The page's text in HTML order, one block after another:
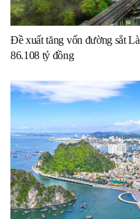
Đề xuất tăng vốn đường sắt
86.108 tỷ đồng